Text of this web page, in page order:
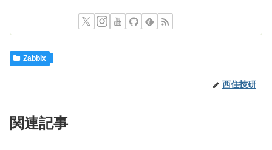
Zabbix
西住技研
関連記事